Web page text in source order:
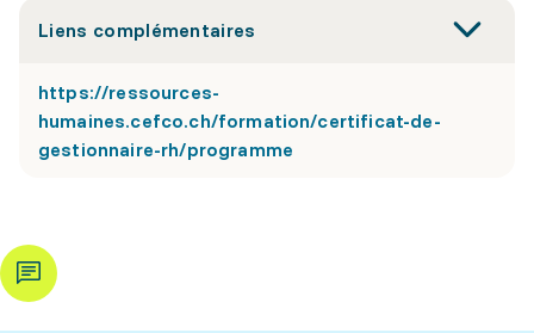
Liens complémentaires
https://ressources-
humaines.cefco.ch/formation/certificat-de-
gestionnaire-rh/programme